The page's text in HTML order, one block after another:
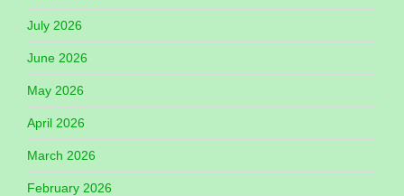
July 2026
June 2026
May 2026
April 2026
March 2026
February 2026